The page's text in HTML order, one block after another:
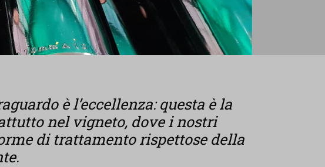
è l’eccellenza: questa è la
nel vigneto, dove i nostri
di trattamento rispettose della